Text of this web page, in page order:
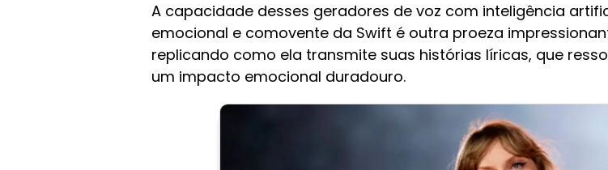
A capacidade desses geradores de voz com inteligência
emocional e comovente da Swift é outra proeza
replicando como ela transmite suas histórias líricas, que
um impacto emocional duradouro.